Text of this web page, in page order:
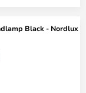
Arki 35 Buiten Wandlamp Black - Nordlux